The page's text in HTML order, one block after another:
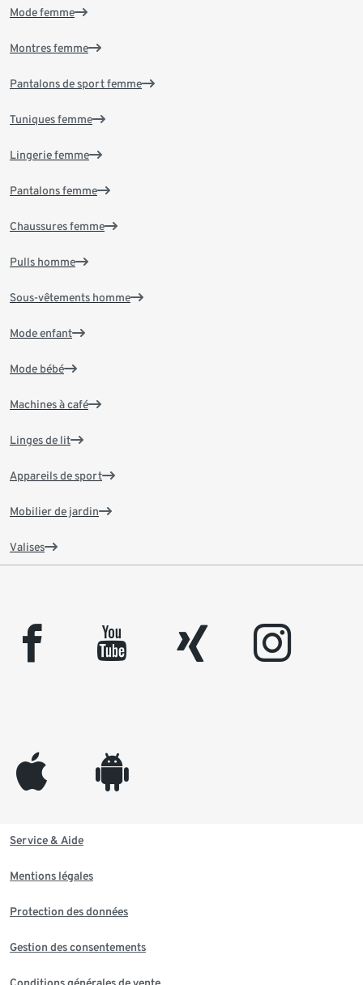
Mode femme
Montres femme
Pantalons de sport femme
Tuniques femme
Lingerie femme
Pantalons femme
Chaussures femme
Pulls homme
Sous-vêtements homme
Mode enfant
Mode bébé
Machines à café
Linges de lit
Appareils de sport
Mobilier de jardin
Valises
facebook youtube xing instagram
appleinc android
Service & Aide
Mentions légales
Protection des données
Gestion des consentements
Conditions générales de vente